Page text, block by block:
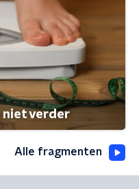
niet verder
Alle fragmenten